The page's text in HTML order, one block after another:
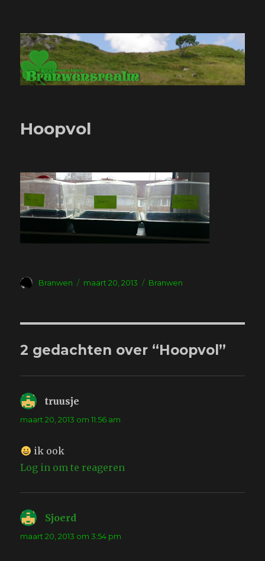
Branwensrealm.com
Hoopvol
Auteur
Branwen
Geplaatst
maart 20, 2013 Tags
Branwen
2 gedachten over “Hoopvol”
truusje
maart 20, 2013 om 11:56 am
ik ook
Log in om te reageren
Sjoerd
maart 20, 2013 om 3:54 pm